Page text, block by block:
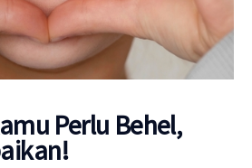
Doctor
Perlu Behel,